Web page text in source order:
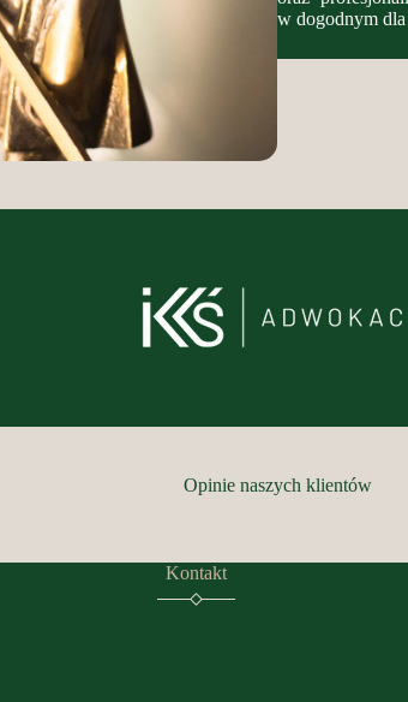
w dogodnym
Opinie naszych klientów
Kontakt